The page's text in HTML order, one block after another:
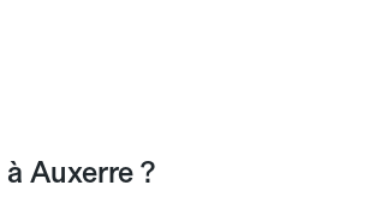
Auxerre ?